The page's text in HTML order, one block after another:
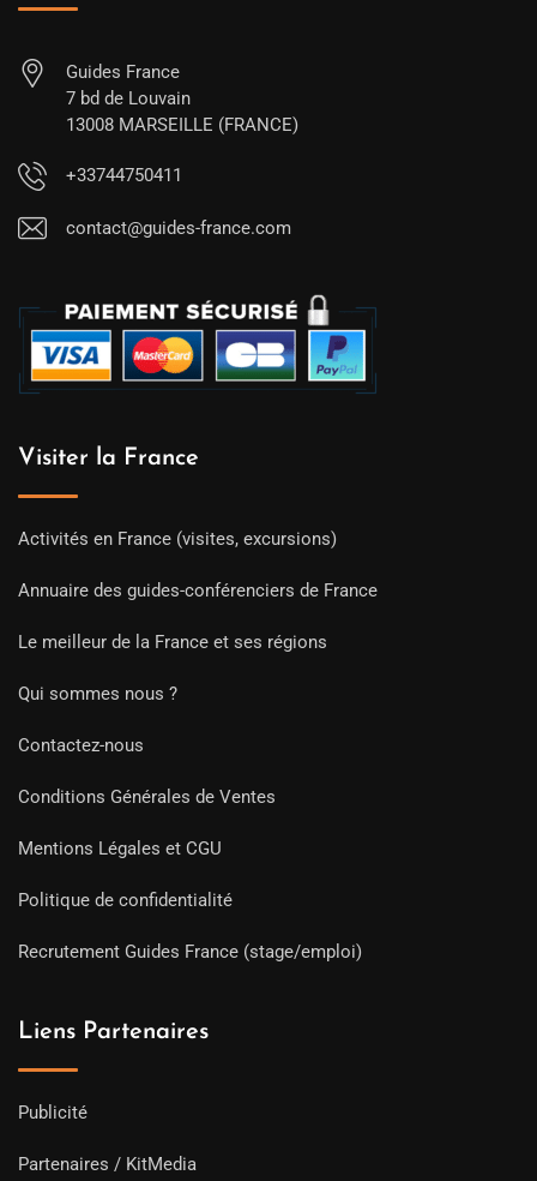
Guides France
7 bd de Louvain
13008 MARSEILLE (FRANCE)
+33744750411
contact@guides-france.com
Visiter la France
Activités en France (visites, excursions)
Annuaire des guides-conférenciers de France
Le meilleur de la France et ses régions
Qui sommes nous ?
Contactez-nous
Conditions Générales de Ventes
Mentions Légales et CGU
Politique de confidentialité
Recrutement Guides France (stage/emploi)
Liens Partenaires
Publicité
Partenaires / KitMedia